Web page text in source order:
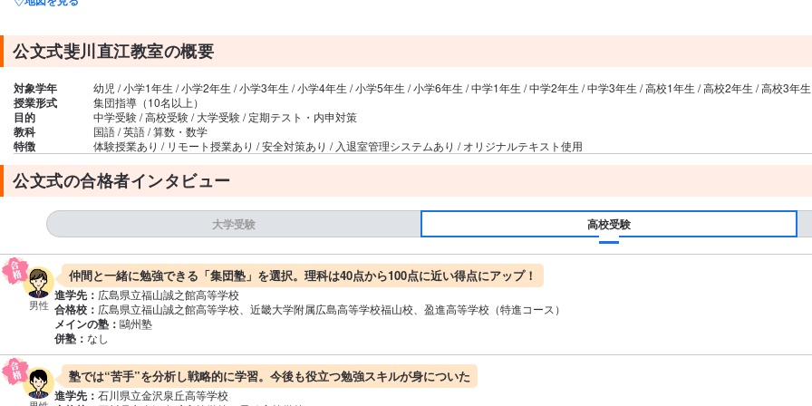
公文式斐川直江教室の概要
対象学年 幼児 / 小学1年生 / 小学2年生 / 小学3年生 / 小学4年生 / 小学5年生 / 小学6年生 / 中学1年生 / 中学2年生 / 中学3年生 / 高校1年生 / 高校2年生 / 高校3年
授業形式 集団指導（10名以上）
目的 中学受験 / 高校受験 / 大学受験 / 定期テスト・内申対策
教科 国語 / 英語 / 算数・数学
特徴 体験授業あり / リモート授業あり / 安全対策あり / 入退室管理システムあり / オリジナルテキスト使用
公文式の合格者インタビュー
大学受験 高校受験
男性
仲間と一緒に勉強できる「集団塾」を選択。理科は40点から100点に近い得点にアップ！
進学先： 広島県立福山誠之館高等学校
合格校： 広島県立福山誠之館高等学校、近畿大学附属広島高等学校福山校、盈進高等学校（特進コース）
メインの塾： 鷗州塾
併塾： なし
塾では“苦手”を分析し戦略的に学習。今後も役立つ勉強スキルが身についた
進学先： 石川県立金沢泉丘高等学校